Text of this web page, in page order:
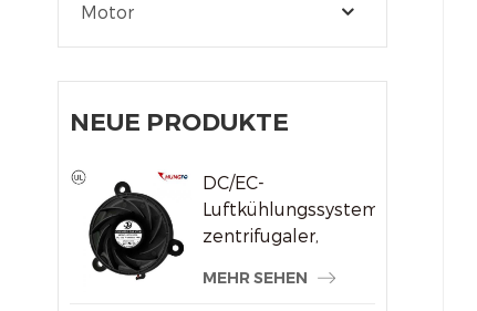
Motor
NEUE PRODUKTE
DC/EC-
Luftkühlungssystem,
zentrifugaler,
Kühlerlüfter
MEHR SEHEN